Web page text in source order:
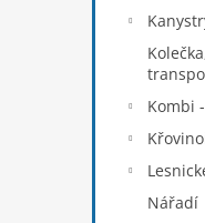
Kombi
Nářadí